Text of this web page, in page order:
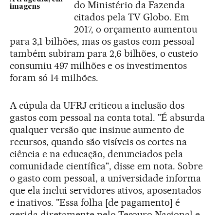
imagens
do Ministério da Fazenda
citados pela TV Globo. Em
2017, o orçamento aumentou
para 3,1 bilhões, mas os gastos com pessoal
também subiram para 2,6 bilhões, o custeio
consumiu 497 milhões e os investimentos
foram só 14 milhões.
A cúpula da UFRJ criticou a inclusão dos
gastos com pessoal na conta total. "É absurda
qualquer versão que insinue aumento de
recursos, quando são visíveis os cortes na
ciência e na educação, denunciados pela
comunidade científica", disse em nota. Sobre
o gasto com pessoal, a universidade informa
que ela inclui servidores ativos, aposentados
e inativos. "Essa folha [de pagamento] é